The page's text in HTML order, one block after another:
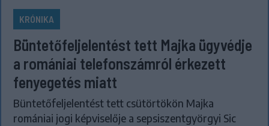
KRÓNIKA
Büntetőfeljelentést tett Majka ügyvédje
a romániai telefonszámról érkezett
fenyegetés miatt
Büntetőfeljelentést tett csütörtökön Majka
romániai jogi képviselője a sepsiszentgyörgyi Sic